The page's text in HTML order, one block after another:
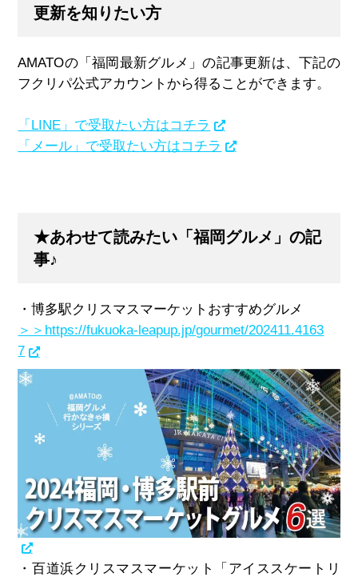
更新を知りたい方
AMATOの「福岡最新グルメ」の記事更新は、下記の
フクリパ公式アカウントから得ることができます。
「LINE」で受取たい方はコチラ
「メール」で受取たい方はコチラ
★あわせて読みたい「福岡グルメ」の記
事♪
・博多駅クリスマスマーケットおすすめグルメ
＞＞https://fukuoka-leapup.jp/gourmet/202411.4163
7
・百道浜クリスマスマーケット「アイススケートリ